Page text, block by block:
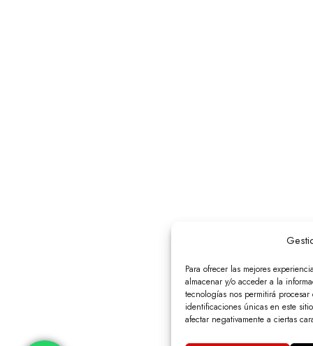
Para ofrecer las mejores
almacenar y/o acceder a la
tecnologías nos permitirá
identificaciones únicas en este
afectar negativamente a ciertas